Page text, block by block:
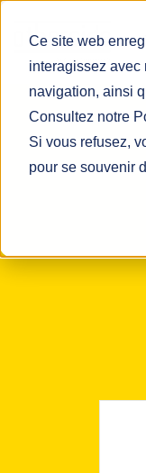
Ce site web
interagissez avec
navigation, ainsi
Consultez notre
Si vous refusez,
pour se souvenir